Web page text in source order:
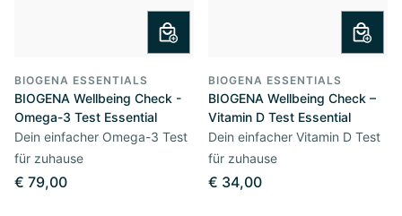
BIOGENA ESSENTIALS
BIOGENA Wellbeing Check -
Omega-3 Test Essential
Dein einfacher Omega-3 Test
für zuhause
€ 79,00
BIOGENA ESSENTIALS
BIOGENA Wellbeing Check –
Vitamin D Test Essential
Dein einfacher Vitamin D Test
für zuhause
€ 34,00